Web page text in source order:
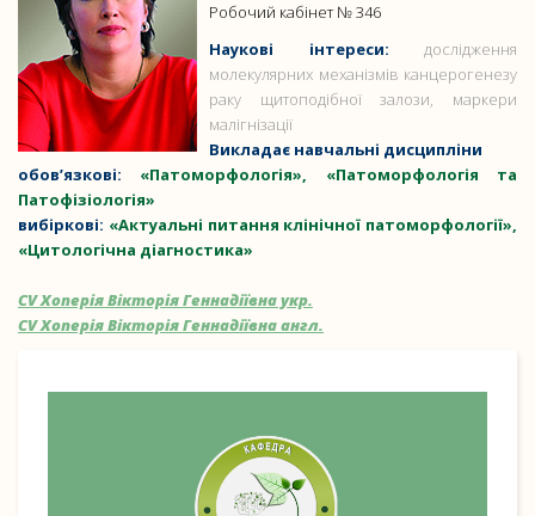
Робочий кабінет № 346
Наукові інтереси: дослідження
молекулярних механізмів канцерогенезу
раку щитоподібної залози, маркери
малігнізації
Викладає навчальні дисципліни
обов’язкові: «Патоморфологія», «Патоморфологія та
Патофізіологія»
вибіркові: «Актуальні питання клінічної патоморфології»,
«Цитологічна діагностика»
CV Хоперія Вікторія Геннадіївна укр.
CV Хоперія Вікторія Геннадіївна англ.